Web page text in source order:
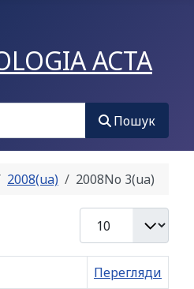
ACTA
Пошук
2008(ua) 2008No 3(ua)
Перегляди